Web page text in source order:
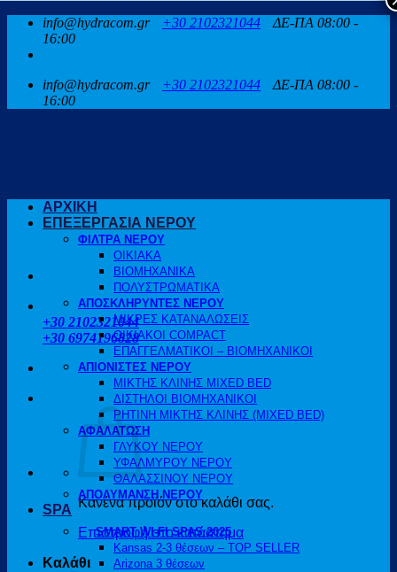
Μετάβαση
περιεχόμενο
info@hydracom.gr +30 2102321044
ΔΕ-ΠΑ 08:00 -
16:00
info@hydracom.gr +30 2102321044
ΔΕ-ΠΑ 08:00 -
16:00
ΚΑΛΕΣΤΕ ΜΑΣ
+30 2102321044
+30 6974196828
Κανένα προϊόν στο καλάθι σας.
Επιστροφή στο κατάστημα
Καλάθι
ΑΡΧΙΚΗ
ΕΠΕΞΕΡΓΑΣΙΑ ΝΕΡΟΥ
ΦΙΛΤΡΑ ΝΕΡΟΥ
ΟΙΚΙΑΚΑ
ΒΙΟΜΗΧΑΝΙΚΑ
ΠΟΛΥΣΤΡΩΜΑΤΙΚΑ
ΑΠΟΣΚΛΗΡΥΝΤΕΣ ΝΕΡΟΥ
ΜΙΚΡΕΣ ΚΑΤΑΝΑΛΩΣΕΙΣ
ΟΙΚΙΑΚΟΙ COMPACT
ΕΠΑΓΓΕΛΜΑΤΙΚΟΙ – ΒΙΟΜΗΧΑΝΙΚΟΙ
ΑΠΙΟΝΙΣΤΕΣ ΝΕΡΟΥ
ΜΙΚΤΗΣ ΚΛΙΝΗΣ MIXED BED
ΔΙΣΤΗΛΟΙ ΒΙΟΜΗΧΑΝΙΚΟΙ
ΡΗΤΙΝΗ ΜΙΚΤΗΣ ΚΛΙΝΗΣ (MIXED BED)
ΑΦΑΛΑΤΩΣΗ
ΓΛΥΚΟΥ ΝΕΡΟΥ
ΥΦΑΛΜΥΡΟΥ ΝΕΡΟΥ
ΘΑΛΑΣΣΙΝΟΥ ΝΕΡΟΥ
ΑΠΟΛΥΜΑΝΣΗ ΝΕΡΟΥ
SPA
SMART WI-FI SPAS 2025
Kansas 2-3 θέσεων – TOP SELLER
Arizona 3 θέσεων